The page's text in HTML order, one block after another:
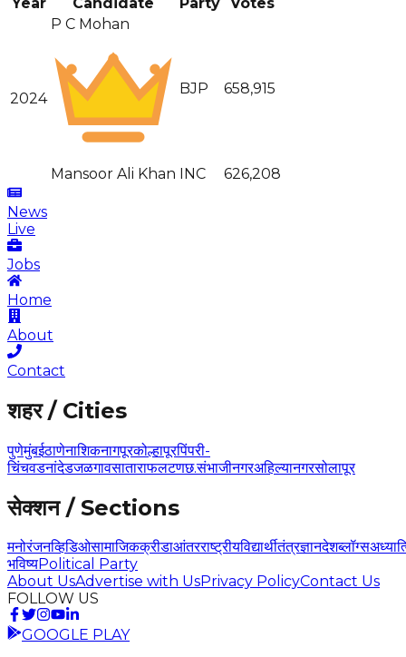
2024
P C Mohan
BJP 658,915
Mansoor Ali Khan INC 626,208
News
Live
Jobs
Home
About
Contact
शहर / Cities
पुणेमुंबईठाणेनाशिकनागपूरकोल्हापूरपिंपरी-
चिंचवडनांदेडजळगावसाताराफलटणछ.संभाजीनगरअहिल्यानगरसोलापूर
सेक्शन / Sections
मनोरंजनव्हिडिओसामाजिकक्रीडाआंतरराष्ट्रीयविद्यार्थीतंत्रज्ञानदेशब्लॉग्स
भविष्यPolitical Party
About UsAdvertise with UsPrivacy PolicyContact Us
FOLLOW US
GOOGLE PLAY